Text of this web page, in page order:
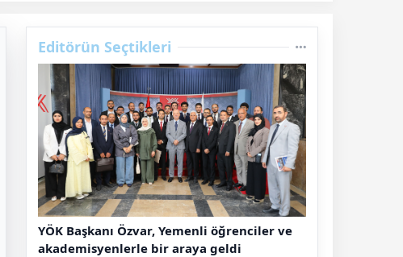
Editörün Seçtikleri
YÖK Başkanı Özvar, Yemenli öğrenciler ve
akademisyenlerle bir araya geldi